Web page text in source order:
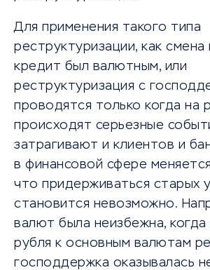
Для применения такого типа
реструктуризации, как
кредит был валютным, или
реструктуризация с
проводятся только когда на
происходят серьезные
затрагивают и клиентов и
в финансовой сфере
что придерживаться старых
становится невозможно.
валют была неизбежна,
рубля к основным валютам
господдержка оказывалась